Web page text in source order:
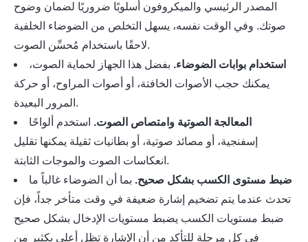
المصدر الرئيسي والميكروفون أسلوبًا ضروريًا لضمان وضوح
صوتك. وفي الوقت نفسه، يسهل التخلص من الضوضاء الخلفية
لاحقًا باستخدام مُحسِّن الصوت.
استخدام بوابات الضوضاء. بفضل هذا الجهاز لحماية الصوت،
يمكنك حجب الأصوات الخافتة، أو أصوات المراوح، أو حركة
المرور البعيدة.
المعالجة الصوتية وامتصاص الصوت. استخدم ألواحًا
إسفنجية، أو مصائد صوتية، أو بطانيات ثقيلة يمكنها تقليل
انعكاسات الصوت والموجات الثابتة.
ضبط مستوى الكسب بشكل صحيح. بما أن الضوضاء غالباً ما
تحدث عندما يتم تضخيم إشارة ضعيفة في وقت متأخر جداً، فإن
ضبط مستويات الكسب يضبط مستويات الإدخال بشكل صحيح
في كل مرحلة للتأكد من أن الإشارة تظل أعلى بكثير من